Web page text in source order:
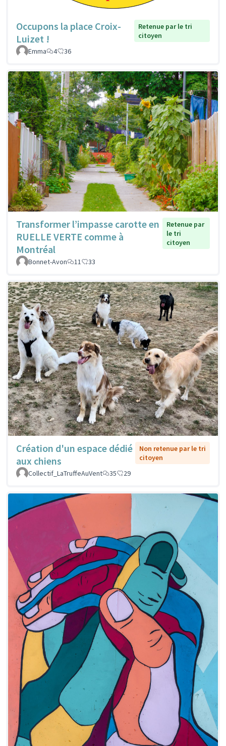
Occupons la place Croix-
Luizet !
Retenue par le tri
citoyen
Emma
4 36
Transformer l’impasse carotte en
RUELLE VERTE comme à
Montréal
Retenue par
le tri
citoyen
Bonnet-Avon 11 33
Création d'un espace dédié
aux chiens
Non retenue par le tri
citoyen
Collectif_LaTruffeAuVent
35 29